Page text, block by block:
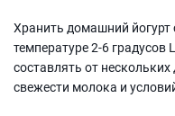
Хранить домашний йогурт
температуре 2-6
составлять от
свежести молока и